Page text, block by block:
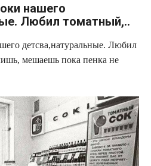
нашего
Любил томатный,..
детсва,натуральные. Любил
мешаешь пока пенка не